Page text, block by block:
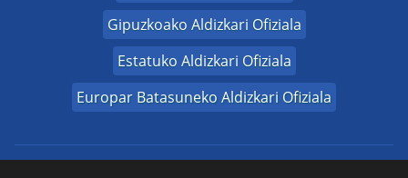
Gipuzkoako Aldizkari Ofiziala
Estatuko Aldizkari Ofiziala
Europar Batasuneko Aldizkari Ofiziala